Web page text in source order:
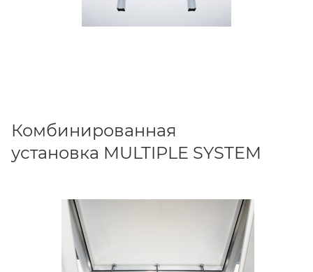
Комбинированная
установка MULTIPLE SYSTEM